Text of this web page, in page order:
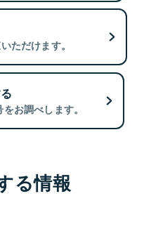
ただけます。
お調べします。
る情報